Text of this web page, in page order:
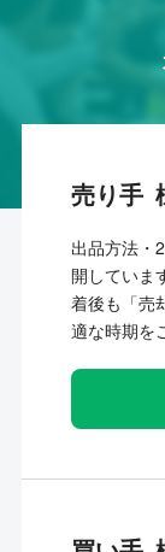
売り手
出品方法・
開していま
着後も「売
適な時期を